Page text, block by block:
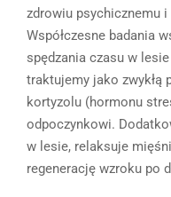
zdrowiu psychicznemu
Współczesne badania
spędzania czasu w
traktujemy jako zwykłą
kortyzolu (hormonu
odpoczynkowi.
w lesie, relaksuje
regenerację wzroku po